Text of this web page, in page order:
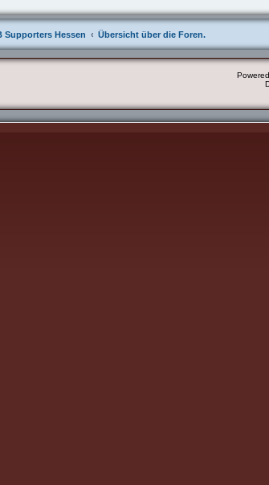
Supporters Hessen Übersicht über die Foren.